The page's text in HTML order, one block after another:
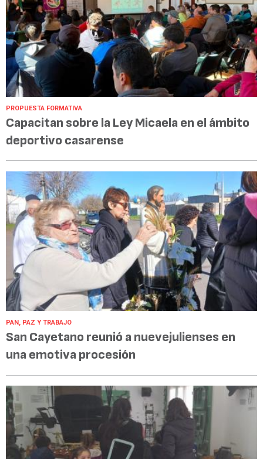
PROPUESTA FORMATIVA
Capacitan sobre la Ley Micaela en el ámbito
deportivo casarense
PAN, PAZ Y TRABAJO
San Cayetano reunió a nuevejulienses en
una emotiva procesión